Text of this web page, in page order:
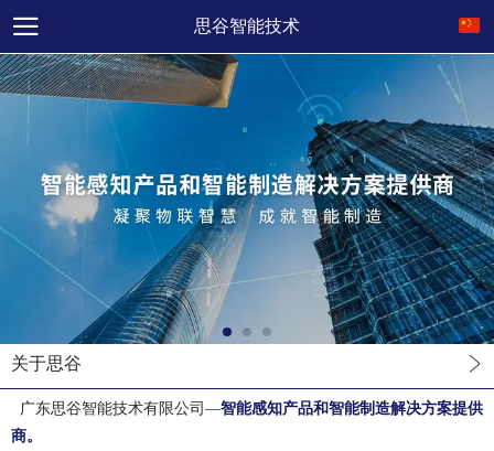
思谷智能技术
关于思谷
广东思谷智能技术有限公司 —智能感知产品和智能制造解决方案提供
商。